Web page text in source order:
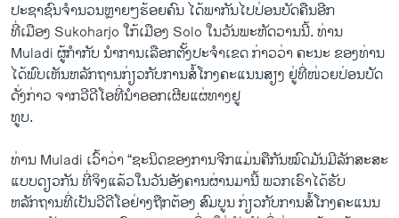
ພາສາຕ່າງໆ
ປະຊາຊົນຈຳນວນຫຼາຍໆຮ້ອຍຄົນ ໄດ້ພາກັນໄປປ່ອນບັດຄືນອີກ
ທີ່ເມືອງ Sukoharjo ໃກ້ເມືອງ Solo ໃນວັນພະຫັດວານນີ້. ທ່ານ
Muladi ຜູ້ກຳກັບ ນຳການເລືອກຕັ້ງປະຈຳເຂດ ກ່າວວ່າ ຄະນະ ຂອງທ່ານ
ໄດ້ພົບເຫັນຫລັກຖານກ່ຽວກັບການສໍ້ໂກງຄະແນນສຽງ ຢູ່ທີ່ໜ່ວຍປ່ອນບັດ
ດັ່ງກ່າວ ຈາກວີດີໂອທີ່ນຳອອກເຜີຍແຜ່ທາງຢູ
ທູບ.
ທ່ານ Muladi ເວົ້າວ່າ “ຊະນິດຂອງການຈີກແມ່ນຄືກັນໝົດມັນມີລັກສະສະ
ແບບດຽວກັນ ທີ່ຈິງແລ້ວໃນວັນອັງຄານຜ່ານມານີ້ ພວກເຮົາໄດ້ຮັບ
ຫລັກຖານທີ່ເປັນວີດີໂອຢ່າງຖືກຕ້ອງ ສົມບູນ ກ່ຽວກັບການສໍ້ໂກງຄະແນນ